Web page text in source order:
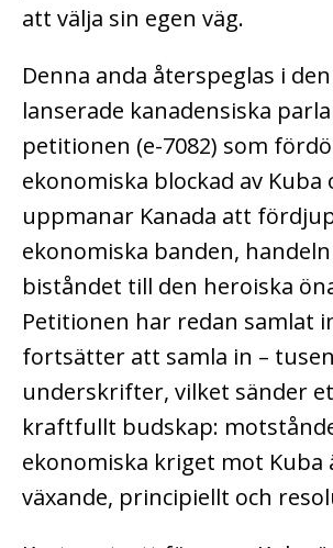
att välja sin egen väg.
Denna anda återspeglas i
lanserade kanadensiska
petitionen (e-7082) som
ekonomiska blockad av Kuba
uppmanar Kanada att
ekonomiska banden,
biståndet till den heroiska
Petitionen har redan samlat
fortsätter att samla in –
underskrifter, vilket sänder
kraftfullt budskap:
ekonomiska kriget mot
växande, principiellt och